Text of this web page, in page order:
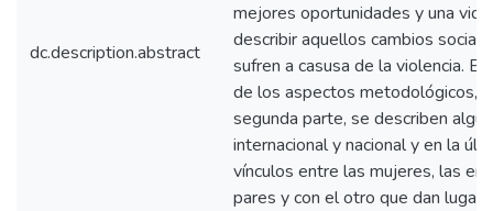
dc.description.abstract
mejores oportunidades y una
describir aquellos cambios
sufren a casusa de la violencia.
de los aspectos metodológicos,
segunda parte, se describen
internacional y nacional y en la
vínculos entre las mujeres, las
pares y con el otro que dan lugar